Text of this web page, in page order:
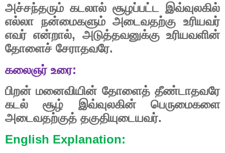
அச்சந்தரும் கடலால் சூழப்பட்ட இவ்வுலகில்
எல்லா நன்மைகளும் அடைவதற்கு உரியவர்
எவர் என்றால், அடுத்தவனுக்கு உரியவளின்
தோளைச் சேராதவரே.
கலைஞர் உரை:
பிறன் மனைவியின் தோளைத் தீண்டாதவரே
கடல்
சூழ் இவ்வுலகின்
பெருமைகளை
அடைவதற்குத் தகுதியுடையவர்.
English Explanation: